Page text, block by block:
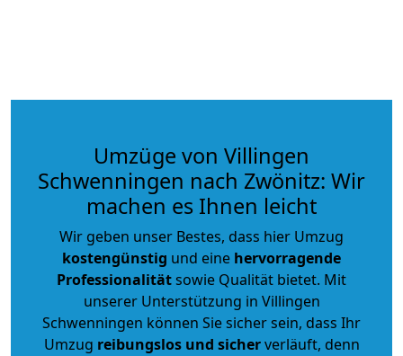
Umzüge von Villingen
Schwenningen nach Zwönitz: Wir
machen es Ihnen leicht
Wir geben unser Bestes, dass hier Umzug
kostengünstig und eine hervorragende
Professionalitätsowie Qualität bietet. Mit
unserer Unterstützung in Villingen
Schwenningen können Sie sicher sein, dass Ihr
Umzug reibungslos und sicherverläuft, denn